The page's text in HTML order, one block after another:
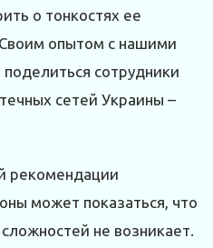
о тонкостях ее
опытом с нашими
сотрудники
сетей Украины –
рекомендации
может показаться, что
не возникает.